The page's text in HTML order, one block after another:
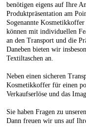
benötigen eigens auf Ihre
Produktpräsentation am
Sogenannte
können mit individuellen
an den Transport und die
Daneben bieten wir
Textiltaschen an.
Neben einen sicheren
Kosmetikkoffer für einen
Verkaufserlöse und das
Sie haben Fragen zu
Dann freuen wir uns auf